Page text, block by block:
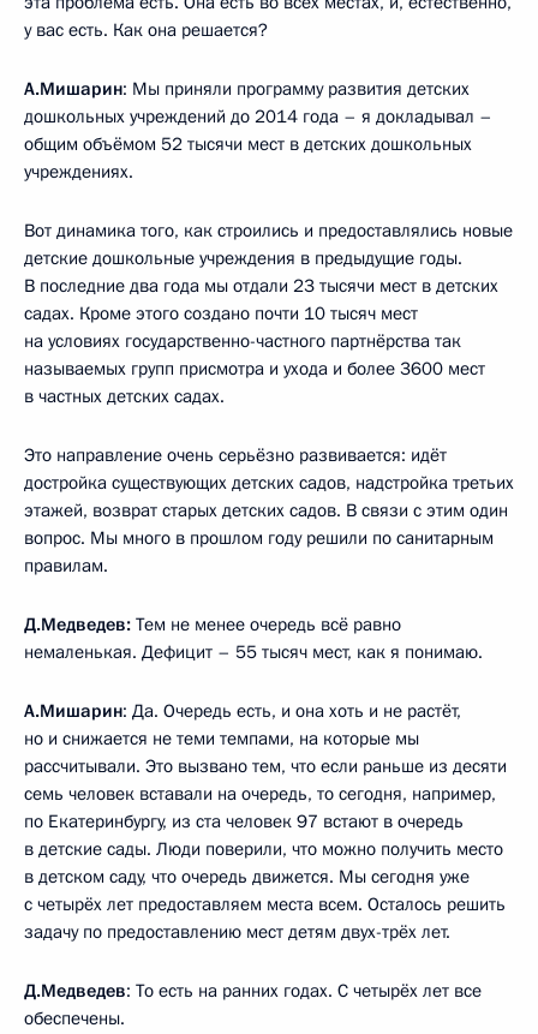
у вас есть. Как она решается?
А.Мишарин: Мы приняли программу развития детских
дошкольных учреждений до 2014 года – я докладывал –
общим объёмом 52 тысячи мест в детских дошкольных
учреждениях.
Вот динамика того, как строились и предоставлялись новые
детские дошкольные учреждения в предыдущие годы.
В последние два года мы отдали 23 тысячи мест в детских
садах. Кроме этого создано почти 10 тысяч мест
на условиях государственно-частного партнёрства так
называемых групп присмотра и ухода и более 3600 мест
в частных детских садах.
Это направление очень серьёзно развивается: идёт
достройка существующих детских садов, надстройка третьих
этажей, возврат старых детских садов. В связи с этим один
вопрос. Мы много в прошлом году решили по санитарным
правилам.
Д.Медведев: Тем не менее очередь всё равно
немаленькая. Дефицит – 55 тысяч мест, как я понимаю.
А.Мишарин: Да. Очередь есть, и она хоть и не растёт,
но и снижается не теми темпами, на которые мы
рассчитывали. Это вызвано тем, что если раньше из десяти
семь человек вставали на очередь, то сегодня, например,
по Екатеринбургу, из ста человек 97 встают в очередь
в детские сады. Люди поверили, что можно получить место
в детском саду, что очередь движется. Мы сегодня уже
с четырёх лет предоставляем места всем. Осталось решить
задачу по предоставлению мест детям двух-трёх лет.
Д.Медведев: То есть на ранних годах. С четырёх лет все
обеспечены.